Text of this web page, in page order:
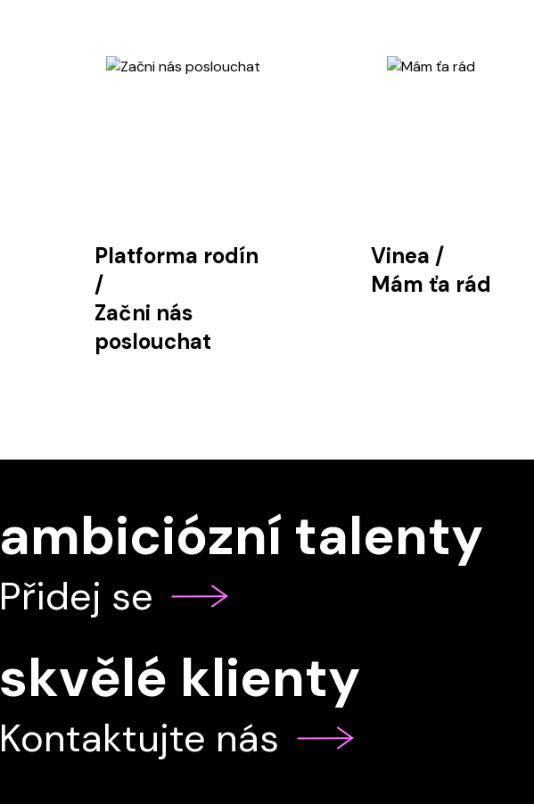
Platforma rodín
/
Začni nás
poslouchat
Vinea /
Mám ťa rád
ambiciózní talenty
Přidej se
skvělé klienty
Kontaktujte nás